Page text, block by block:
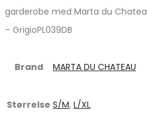
garderobe med Marta du
– GrigioPL039DB
Brand MARTA DU CHATEAU
Størrelse S/M, L/XL